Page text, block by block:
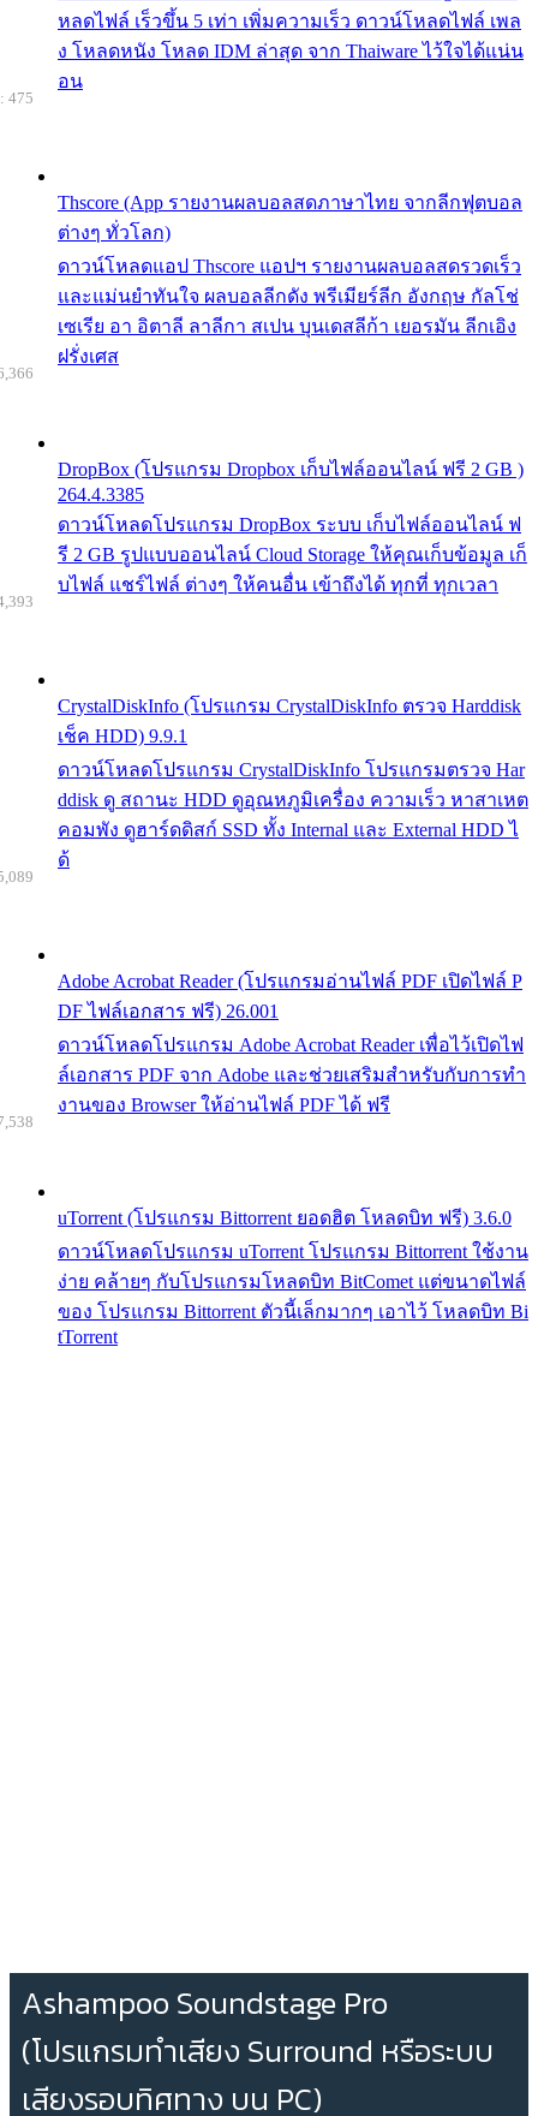
หลดไฟล์ เร็วขึ้น 5 เท่า เพิ่มความเร็ว ดาวน์โหลดไฟล์ เพล
ง โหลดหนัง โหลด IDM ล่าสุด จาก Thaiware ไว้ใจได้แน่น
อน
Thscore (App รายงานผลบอลสดภาษาไทย จากลีกฟุตบอล
ต่างๆ ทั่วโลก)
ดาวน์โหลดแอป Thscore แอปฯ รายงานผลบอลสดรวดเร็ว
และแม่นยำทันใจ ผลบอลลีกดัง พรีเมียร์ลีก อังกฤษ กัลโช่
เซเรีย อา อิตาลี ลาลีกา สเปน บุนเดสลีก้า เยอรมัน ลีกเอิง
ฝรั่งเศส
475
DropBox (โปรแกรม Dropbox เก็บไฟล์ออนไลน์ ฟรี 2 GB )
264.4.3385
ดาวน์โหลดโปรแกรม DropBox ระบบ เก็บไฟล์ออนไลน์ ฟ
รี 2 GB รูปแบบออนไลน์ Cloud Storage ให้คุณเก็บข้อมูล เก็
บไฟล์ แชร์ไฟล์ ต่างๆ ให้คนอื่น เข้าถึงได้ ทุกที่ ทุกเวลา
CrystalDiskInfo (โปรแกรม CrystalDiskInfo ตรวจ Harddisk
เช็ค HDD) 9.9.1
ดาวน์โหลดโปรแกรม CrystalDiskInfo โปรแกรมตรวจ Har
ddisk ดู สถานะ HDD ดูอุณหภูมิเครื่อง ความเร็ว หาสาเหต
คอมพัง ดูฮาร์ดดิสก์ SSD ทั้ง Internal และ External HDD ไ
ด้
Adobe Acrobat Reader (โปรแกรมอ่านไฟล์ PDF เปิดไฟล์ P
DF ไฟล์เอกสาร ฟรี) 26.001
ดาวน์โหลดโปรแกรม Adobe Acrobat Reader เพื่อไว้เปิดไฟ
ล์เอกสาร PDF จาก Adobe และช่วยเสริมสำหรับกับการทำ
งานของ Browser ให้อ่านไฟล์ PDF ได้ ฟรี
uTorrent (โปรแกรม Bittorrent ยอดฮิต โหลดบิท ฟรี) 3.6.0
ดาวน์โหลดโปรแกรม uTorrent โปรแกรม Bittorrent ใช้งาน
ง่าย คล้ายๆ กับโปรแกรมโหลดบิท BitComet แต่ขนาดไฟล์
ของ โปรแกรม Bittorrent ตัวนี้เล็กมากๆ เอาไว้ โหลดบิท Bi
tTorrent
Ashampoo Soundstage Pro
(โปรแกรมทำเสียง Surround หรือระบบ
เสียงรอบทิศทาง บน PC)